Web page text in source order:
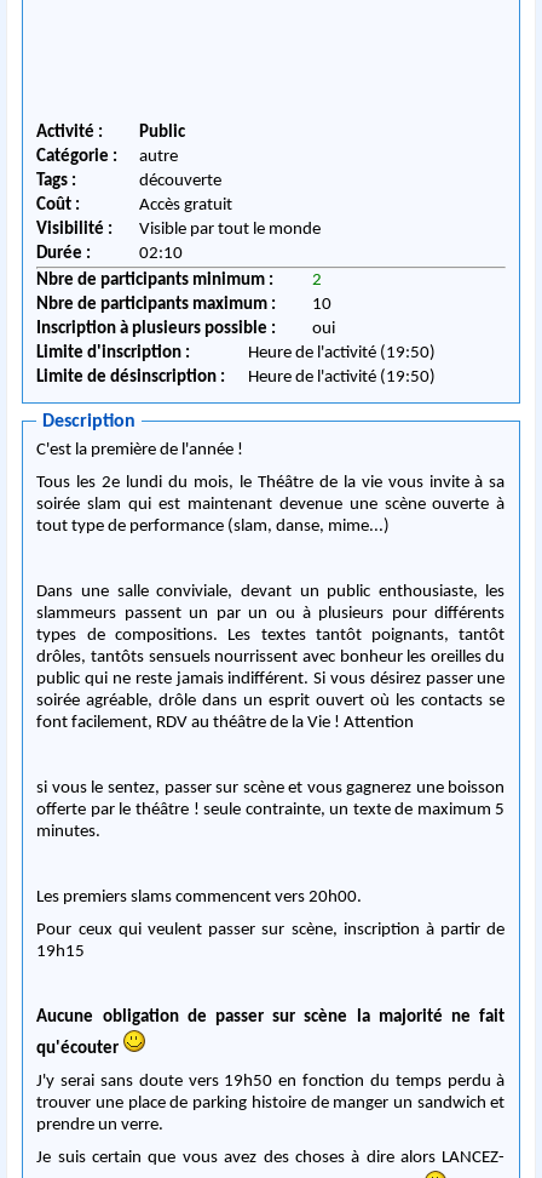
Activité :
Public
Catégorie :
autre
Tags :
découverte
Coût :
Accès gratuit
Visibilité :
Visible par tout le monde
Durée :
02:10
Nbre de participants minimum :
2
Nbre de participants maximum :
10
Inscription à plusieurs possible :
oui
Limite d'inscription :
Heure de l'activité (19:50)
Limite de désinscription :
Heure de l'activité (19:50)
Description
C'est la première de l'année !
Tous les 2e lundi du mois, le Théâtre de la vie vous invite à sa
soirée slam qui est maintenant devenue une scène ouverte à
tout type de performance (slam, danse, mime...)
Dans une salle conviviale, devant un public enthousiaste, les
slammeurs passent un par un ou à plusieurs pour différents
types de compositions. Les textes tantôt poignants, tantôt
drôles, tantôts sensuels nourrissent avec bonheur les oreilles du
public qui ne reste jamais indifférent. Si vous désirez passer une
soirée agréable, drôle dans un esprit ouvert où les contacts se
font facilement, RDV au théâtre de la Vie ! Attention
si vous le sentez, passer sur scène et vous gagnerez une boisson
offerte par le théâtre ! seule contrainte, un texte de maximum 5
minutes.
Les premiers slams commencent vers 20h00.
Pour ceux qui veulent passer sur scène, inscription à partir de
19h15
Aucune obligation de passer sur scène la majorité ne fait
qu'écouter
J'y serai sans doute vers 19h50 en fonction du temps perdu à
trouver une place de parking histoire de manger un sandwich et
prendre un verre.
Je suis certain que vous avez des choses à dire alors LANCEZ-